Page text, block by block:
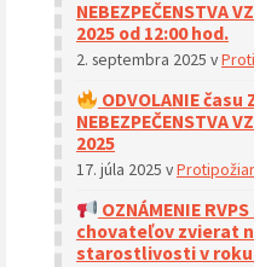
NEBEZPEČENSTVA
2025 od 12:00 hod.
2. septembra 2025 v
ODVOLANIE času
NEBEZPEČENSTVA
2025
17. júla 2025 v
OZNÁMENIE
chovateľov zvierat
starostlivosti v roku